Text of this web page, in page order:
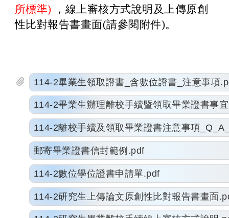
所標準)
，線上審核方式說明及上傳原創
性比對報告書畫面(請參閱附件)。
114-2畢業生領取證書_含數位證書_注意事項
114-2畢業生辦理離校手續暨領取畢業證書事
114-2離校手續及領取畢業證書注意事項
郵寄畢業證書信封範例.pdf
114-2數位學位證書申請單.pdf
114-2研究生上傳論文原創性比對報告書畫面